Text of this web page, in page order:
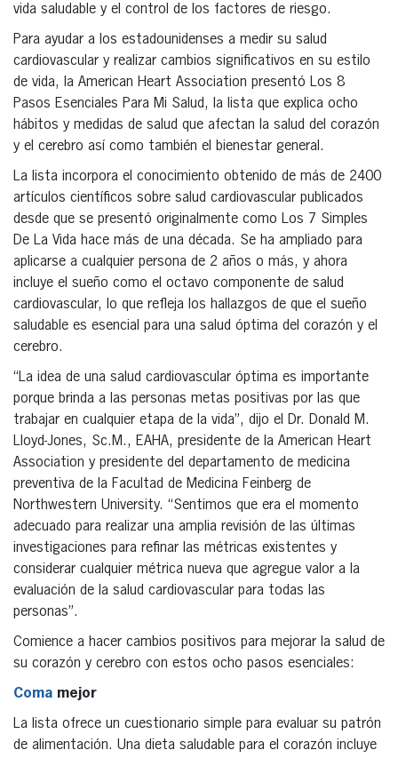
vida saludable y el control de los factores de riesgo.
Para ayudar a los estadounidenses a medir su salud
cardiovascular y realizar cambios significativos en su estilo
de vida, la American Heart Association presentó Los 8
Pasos Esenciales Para Mi Salud, la lista que explica ocho
hábitos y medidas de salud que afectan la salud del corazón
y el cerebro así como también el bienestar general.
La lista incorpora el conocimiento obtenido de más de 2400
artículos científicos sobre salud cardiovascular publicados
desde que se presentó originalmente como Los 7 Simples
De La Vida hace más de una década. Se ha ampliado para
aplicarse a cualquier persona de 2 años o más, y ahora
incluye el sueño como el octavo componente de salud
cardiovascular, lo que refleja los hallazgos de que el sueño
saludable es esencial para una salud óptima del corazón y el
cerebro.
“La idea de una salud cardiovascular óptima es importante
porque brinda a las personas metas positivas por las que
trabajar en cualquier etapa de la vida”, dijo el Dr. Donald M.
Lloyd-Jones, Sc.M., EAHA, presidente de la American Heart
Association y presidente del departamento de medicina
preventiva de la Facultad de Medicina Feinberg de
Northwestern University. “Sentimos que era el momento
adecuado para realizar una amplia revisión de las últimas
investigaciones para refinar las métricas existentes y
considerar cualquier métrica nueva que agregue valor a la
evaluación de la salud cardiovascular para todas las
personas”.
Comience a hacer cambios positivos para mejorar la salud de
su corazón y cerebro con estos ocho pasos esenciales:
Coma mejor
La lista ofrece un cuestionario simple para evaluar su patrón
de alimentación. Una dieta saludable para el corazón incluye